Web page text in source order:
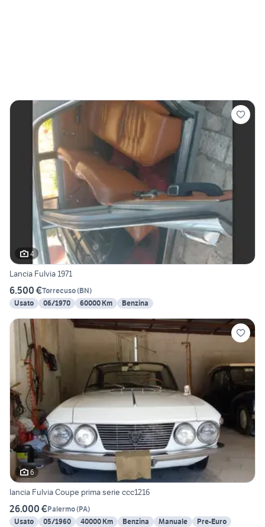
4
Lancia Fulvia 1971
6.500 €Torrecuso(BN)
Usato
06/1970 60000 Km Benzina
6
lancia Fulvia Coupe prima serie ccc1216
26.000 €Palermo(PA)
Usato
05/1960 40000 Km Benzina Manuale Pre-Euro